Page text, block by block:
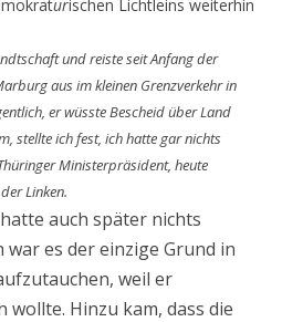
urischen Lichtleins weiterhin
und reiste seit Anfang der
aus im kleinen Grenzverkehr in
er wüsste Bescheid über Land
stellte ich fest, ich hatte gar nichts
Ministerpräsident, heute
Linken.
hatte auch später nichts
es der einzige Grund in
weil er
wollte. Hinzu kam, dass die